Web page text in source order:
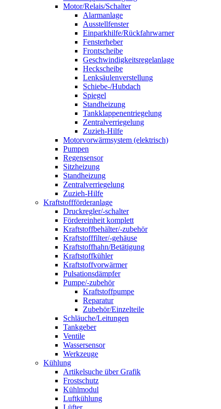
Motor/Relais/Schalter
Alarmanlage
Ausstellfenster
Einparkhilfe/Rückfahrwarner
Fensterheber
Frontscheibe
Geschwindigkeitsregelanlage
Heckscheibe
Lenksäulenverstellung
Schiebe-/Hubdach
Spiegel
Standheizung
Tankklappenentriegelung
Zentralverriegelung
Zuzieh-Hilfe
Motorvorwärmsystem (elektrisch)
Pumpen
Regensensor
Sitzheizung
Standheizung
Zentralverriegelung
Zuzieh-Hilfe
Kraftstoffförderanlage
Druckregler/-schalter
Fördereinheit komplett
Kraftstoffbehälter/-zubehör
Kraftstofffilter/-gehäuse
Kraftstoffhahn/Betätigung
Kraftstoffkühler
Kraftstoffvorwärmer
Pulsationsdämpfer
Pumpe/-zubehör
Kraftstoffpumpe
Reparatur
Zubehör/Einzelteile
Schläuche/Leitungen
Tankgeber
Ventile
Wassersensor
Werkzeuge
Kühlung
Artikelsuche über Grafik
Frostschutz
Kühlmodul
Luftkühlung
Lüfter